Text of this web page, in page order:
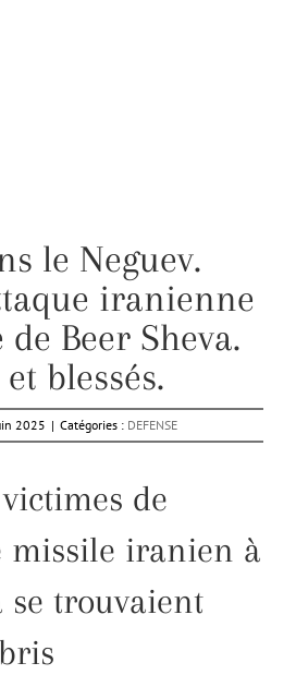
le Neguev.
iranienne
Beer Sheva.
blessés.
2025 | Catégories : DEFENSE
de
missile iranien à
se trouvaient